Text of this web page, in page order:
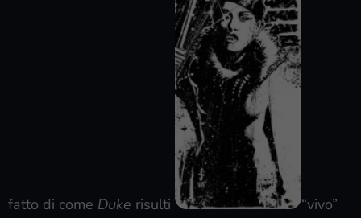
fatto di come Duke risulti
“vivo”